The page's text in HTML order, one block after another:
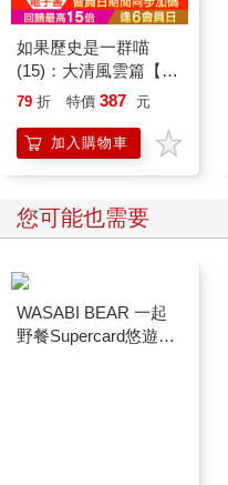
是來清場的保全嗎？綺媚轉
方塊人雕像。
是自己聽錯了嗎？畢竟當周
會變得很明顯。
綺媚正要收回視線，那聲音
啪嘰。
綺媚的視線硬生生停在空中
口。
這一次，她清楚看到了聲音的
方塊人頭上的一隻眼睛，剛剛
那聲音像是引發了某種連鎖
所有五官像是從冬眠中醒來
動了起來。
一圈、兩圈、三圈，原本雜
如果歷史是一群喵
(15)：大清風雲篇【萌
貓漫畫學歷史】
79 折 特價 387 元
加入購物車
您可能也需要